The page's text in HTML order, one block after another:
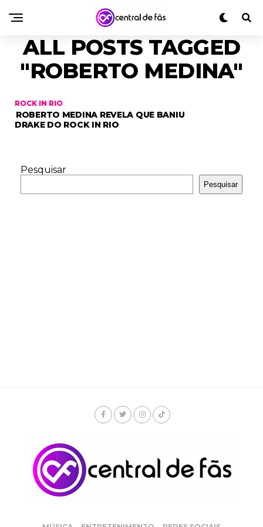
ALL POSTS TAGGED
"ROBERTO MEDINA"
ROCK IN RIO
ROBERTO MEDINA REVELA QUE BANIU
DRAKE DO ROCK IN RIO
Pesquisar
Pesquisar